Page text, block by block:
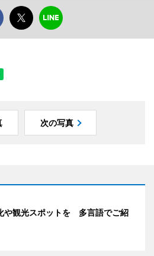
次の写真
や観光スポットを 多言語でご紹